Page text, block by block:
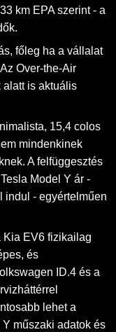
km EPA szerint - a
főleg ha a vállalat
Over-the-Air
alatt is aktuális
15,4 colos
mindenkinek
A felfüggesztés
Model Y ár -
indul - egyértelműen
Kia EV6 fizikailag
és
ID.4 és a
lehet a
műszaki adatok és